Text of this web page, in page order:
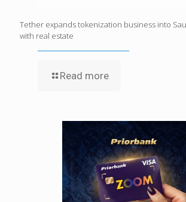
Tether expands tokenization business into
with real estate
Read more